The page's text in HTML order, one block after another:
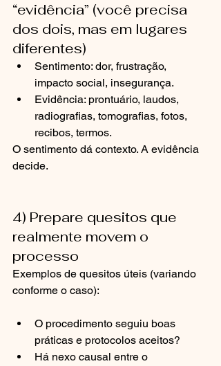
“evidência” (você precisa
dos dois, mas em lugares
diferentes)
Sentimento: dor, frustração,
impacto social, insegurança.
Evidência: prontuário, laudos,
radiografias, tomografias, fotos,
recibos, termos.
O sentimento dá contexto. A evidência
decide.
4) Prepare quesitos que
realmente movem o
processo
Exemplos de quesitos úteis (variando
conforme o caso):
O procedimento seguiu boas
práticas e protocolos aceitos?
Há nexo causal entre o